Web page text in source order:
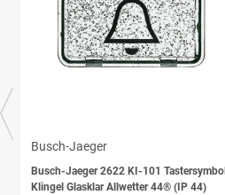
Busch-Jaeger
Busch-Jaeger 2622 KI-101 Tastersymbol
Klingel Glasklar Allwetter 44® (IP 44)